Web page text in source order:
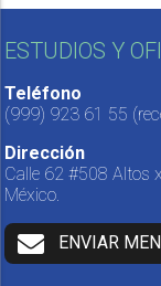
ESTUDIOS Y
Teléfono
(999) 923 61 55
Dirección
Calle 62 #508 Altos
México.
ENVIAR